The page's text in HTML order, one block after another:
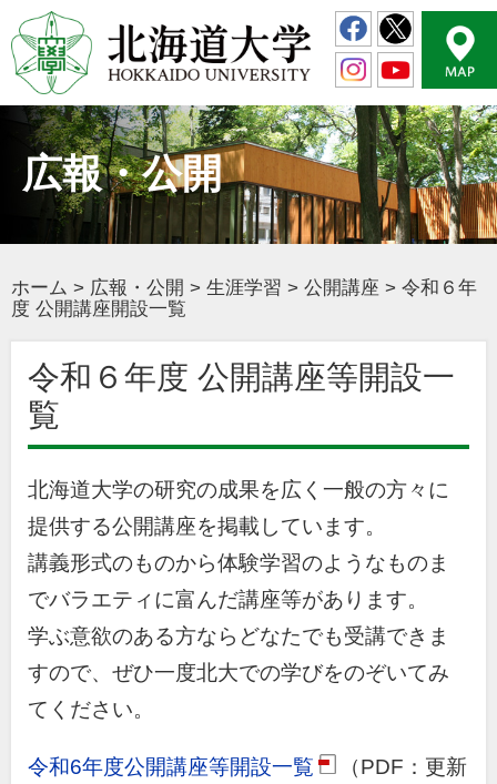
広報・公開
ホーム > 広報・公開 > 生涯学習 > 公開講座 > 令和６年
度 公開講座開設一覧
令和６年度 公開講座等開設一
覧
北海道大学の研究の成果を広く一般の方々に
提供する公開講座を掲載しています。
講義形式のものから体験学習のようなものま
でバラエティに富んだ講座等があります。
学ぶ意欲のある方ならどなたでも受講できま
すので、ぜひ一度北大での学びをのぞいてみ
てください。
令和6年度公開講座等開設一覧 pdf
（PDF：更新